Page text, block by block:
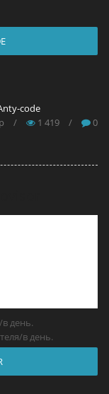
code
/ 1 419 / 0
день.
в день.